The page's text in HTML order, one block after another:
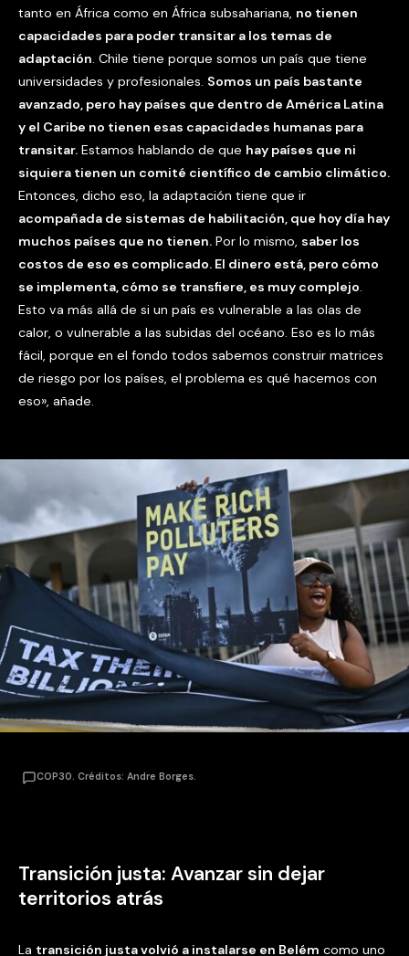
tanto en África como en África subsahariana, no tienen
capacidades para poder transitar a los temas de
adaptación. Chile tiene porque somos un país que tiene
universidades y profesionales. Somos un país bastante
avanzado, pero hay países que dentro de América Latina
y el Caribe no tienen esas capacidades humanas para
transitar. Estamos hablando de que hay países que ni
siquiera tienen un comité científico de cambio climático.
Entonces, dicho eso, la adaptación tiene que ir
acompañada de sistemas de habilitación, que hoy día hay
muchos países que no tienen. Por lo mismo, saber los
costos de eso es complicado. El dinero está, pero cómo
se implementa, cómo se transfiere, es muy complejo.
Esto va más allá de si un país es vulnerable a las olas de
calor, o vulnerable a las subidas del océano. Eso es lo más
fácil, porque en el fondo todos sabemos construir matrices
de riesgo por los países, el problema es qué hacemos con
eso», añade.
COP30. Créditos: Andre Borges.
Transición justa: Avanzar sin dejar
territorios atrás
La transición justa volvió a instalarse en Belém como uno